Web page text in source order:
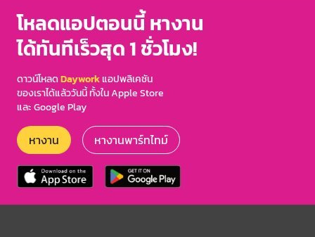
โหลดแอปตอนนี้ หางาน
ได้ทันทีเร็วสุด 1 ชั่วโมง!
ดาวน์โหลดDayworkแอปพลิเคชัน
ของเราได้แล้ววันนี้ ทั้งใน Apple Store
และ Google Play
หางาน หางานพาร์ทไทม์